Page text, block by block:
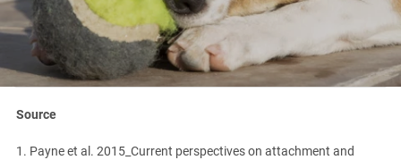
Source
1. Payne et al. 2015_Current perspectives on attachment and